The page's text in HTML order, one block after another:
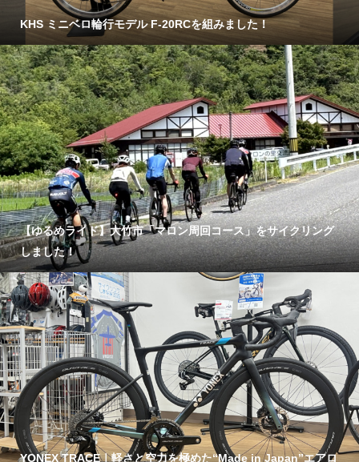
KHS ミニベロ輪行モデル F-20RCを組みました！
【ゆるめライド】大竹市「マロン周回コース」をサイクリング
しました！
YONEX TRACE｜軽さと空力を極めた“Made in Japan”エアロ